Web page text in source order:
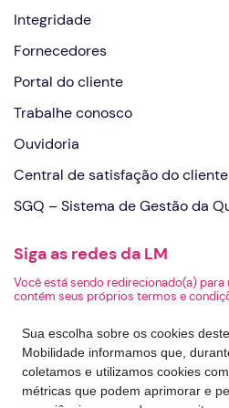
Sua escolha sobre os cookies
Mobilidade informamos que,
coletamos e utilizamos cookies
métricas que podem aprimorar e
Integridade
Fornecedores
Portal do cliente
Trabalhe conosco
Ouvidoria
Central de satisfação do cliente
SGQ – Sistema de Gestão da
Siga as redes da LM
Você está sendo redirecionado(a) para
contém seus próprios termos e